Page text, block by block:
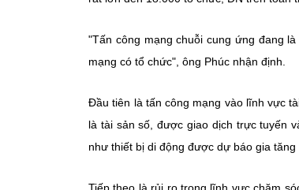
"Tấn công mạng chuỗi cung ứng đang
mạng có tổ chức", ông Phúc nhận định.
Đầu tiên là tấn công mạng vào lĩnh vực
là tài sản số, được giao dịch trực tuyến
như thiết bị di động được dự báo gia tăng